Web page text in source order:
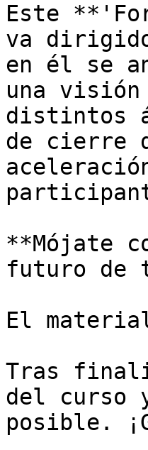
Este
va
en él se
una
distintos
de cierre
**Mójate
futuro de
El
Tras
del curso
posible.